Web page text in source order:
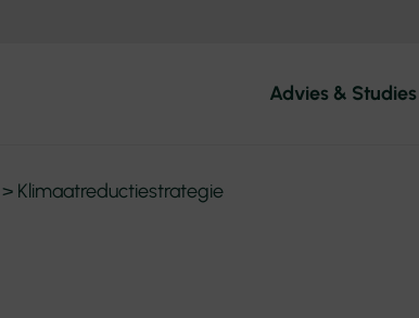
Advies & Studies
> Klimaatreductiestrategie